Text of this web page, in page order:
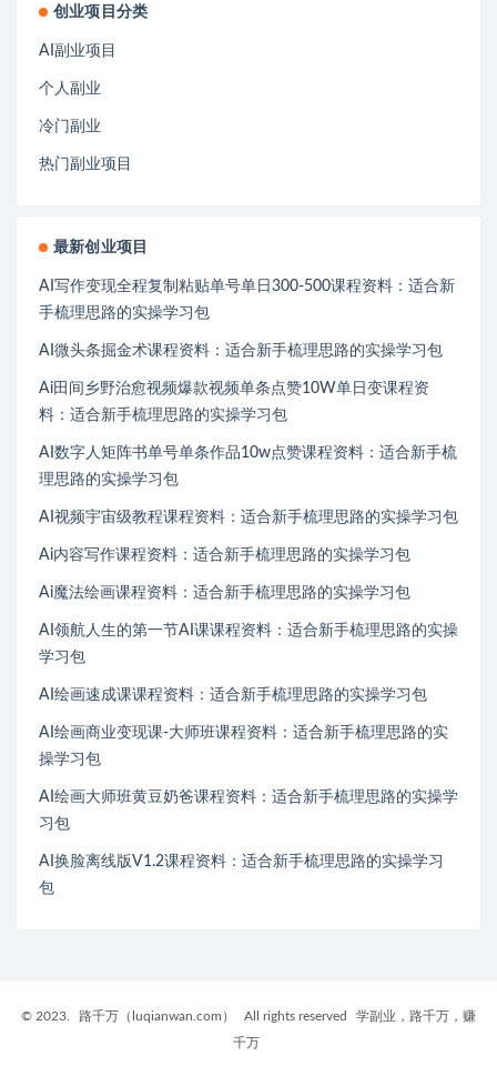
创业项目分类
AI副业项目
个人副业
冷门副业
热门副业项目
最新创业项目
AI写作变现全程复制粘贴单号单日300-500课程资料：适合新
手梳理思路的实操学习包
AI微头条掘金术课程资料：适合新手梳理思路的实操学习包
Ai田间乡野治愈视频爆款视频单条点赞10W单日变课程资
料：适合新手梳理思路的实操学习包
AI数字人矩阵书单号单条作品10w点赞课程资料：适合新手梳
理思路的实操学习包
AI视频宇宙级教程课程资料：适合新手梳理思路的实操学习包
Ai内容写作课程资料：适合新手梳理思路的实操学习包
Ai魔法绘画课程资料：适合新手梳理思路的实操学习包
AI领航人生的第一节AI课课程资料：适合新手梳理思路的实操
学习包
AI绘画速成课课程资料：适合新手梳理思路的实操学习包
AI绘画商业变现课-大师班课程资料：适合新手梳理思路的实
操学习包
AI绘画大师班黄豆奶爸课程资料：适合新手梳理思路的实操学
习包
AI换脸离线版V1.2课程资料：适合新手梳理思路的实操学习
包
© 2023. 路千万（luqianwan.com） All rights reserved
学副业，路千万，赚
千万